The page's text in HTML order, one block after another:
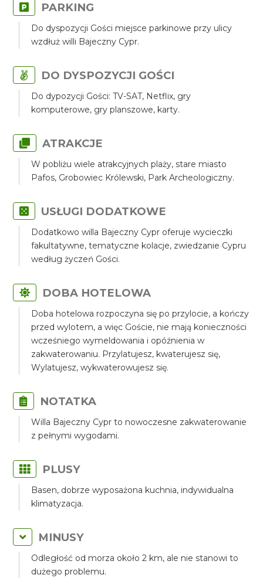
PARKING
Do dyspozycji Gości miejsce parkinowe przy ulicy
wzdłuż willi Bajeczny Cypr.
DO DYSPOZYCJI GOŚCI
Do dypozycji Gości: TV-SAT, Netflix, gry
komputerowe, gry planszowe, karty.
ATRAKCJE
W pobliżu wiele atrakcyjnych plaży, stare miasto
Pafos, Grobowiec Królewski, Park Archeologiczny.
USŁUGI DODATKOWE
Dodatkowo willa Bajeczny Cypr oferuje wycieczki
fakultatywne, tematyczne kolacje, zwiedzanie Cypru
według życzeń Gości.
DOBA HOTELOWA
Doba hotelowa rozpoczyna się po przylocie, a kończy
przed wylotem, a więc Goście, nie mają konieczności
wcześniego wymeldowania i opóźnienia w
zakwaterowaniu. Przylatujesz, kwaterujesz się,
Wylatujesz, wykwaterowujesz się.
NOTATKA
Willa Bajeczny Cypr to nowoczesne zakwaterowanie
z pełnymi wygodami.
PLUSY
Basen, dobrze wyposażona kuchnia, indywidualna
klimatyzacja.
MINUSY
Odległość od morza około 2 km, ale nie stanowi to
dużego problemu.